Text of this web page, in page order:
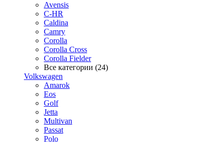
Avensis
C-HR
Caldina
Camry
Corolla
Corolla Cross
Corolla Fielder
Все категории (24)
Volkswagen
Amarok
Eos
Golf
Jetta
Multivan
Passat
Polo